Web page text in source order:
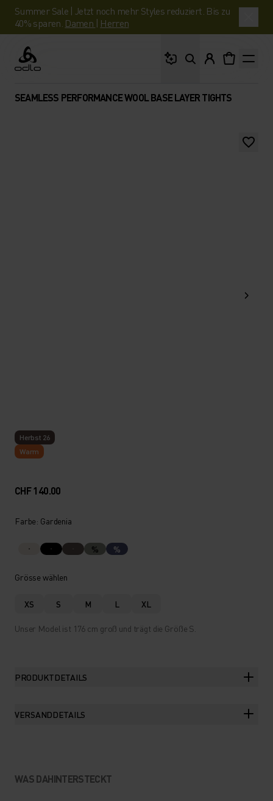
Summer Sale | Jetzt noch mehr Styles reduziert. Bis zu
40% sparen. Damen | Herren
Odlo
SEAMLESS PERFORMANCE WOOL BASE LAYER TIGHTS
Herbst 26
Warm
CHF 140.00
Farbe: Gardenia
% %
Grösse wählen
XS S M L XL
Unser Model ist 176 cm groß und trägt die Größe S.
PRODUKTDETAILS
VERSANDDETAILS
WAS DAHINTERSTECKT